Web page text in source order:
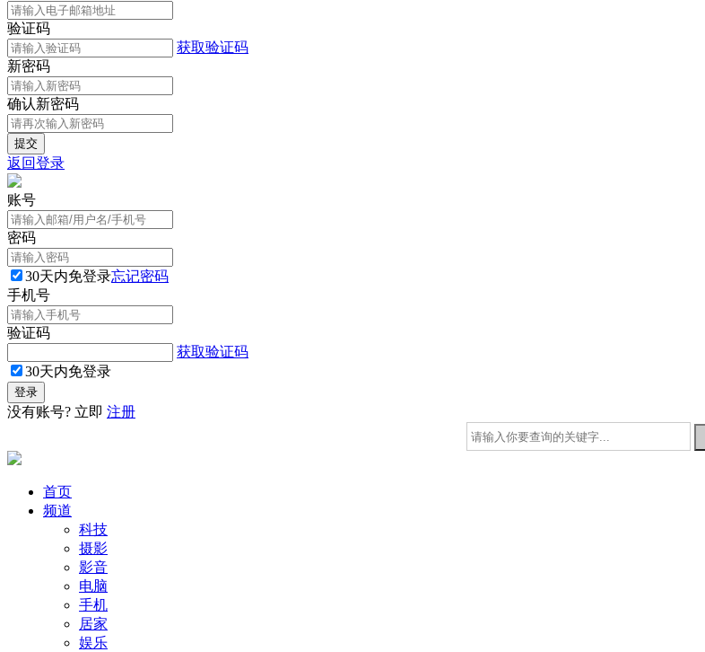
验证码
获取验证码
新密码
确认新密码
返回登录
账号
密码
30天内免登录忘记密码
手机号
验证码
获取验证码
30天内免登录
没有账号? 立即 注册
首页
频道
科技
摄影
影音
电脑
手机
居家
娱乐